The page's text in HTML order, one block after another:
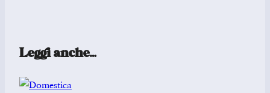
Leggi anche…